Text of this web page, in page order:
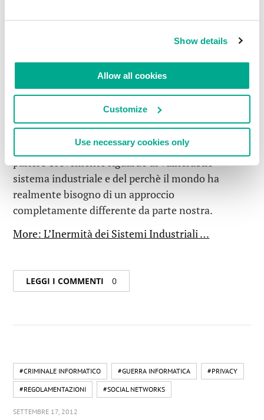
Show details
Allow all cookies
Customize
Use necessary cookies only
Ma prima di addentrarci sul nostro progetto, vi
parlerò brevemente riguardo al vulnerabile
sistema industriale e del perchè il mondo ha
realmente bisogno di un approccio
completamente differente da parte nostra.
More: L’Inermità dei Sistemi Industriali …
LEGGI I COMMENTI 0
#CRIMINALE INFORMATICO #GUERRA INFORMATICA #PRIVACY
#REGOLAMENTAZIONI #SOCIAL NETWORKS
SETTEMBRE 17, 2012